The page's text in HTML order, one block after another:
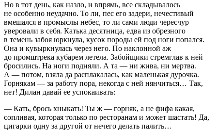
Но в тот день, как назло, и впрямь, все складывалось
не особенно неудачно. То ли, пес его задери, нечестивый
вмешался в промыслы небес, то ли сами люди чересчур
уверовали в себя. Катька десятница, едва из обрезного
в темень забоя юркнула, кусок породы ей под ноги попался.
Она и кувыркнулась через него. По наклонной аж
до промштрека кубарем летела. Забойщики стремглав к ней
бросились. На ноги подняли. А та — ни жива, ни мертва.
А — потом, взяла да расплакалась, как маленькая дурочка.
Горнякам — за работу пора, некогда с ней нянчиться… Так,
нет! Дилан давай ее успокаивать:
— Кать, брось хныкать! Ты ж — горняк, а не фифа какая,
сопливая, которая только по ресторанам и может шастать! Да,
цигарки одну за другой от нечего делать палить…